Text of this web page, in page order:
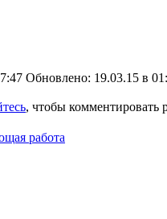
Обновлено: 19.03.15 в
, чтобы комментировать
работа